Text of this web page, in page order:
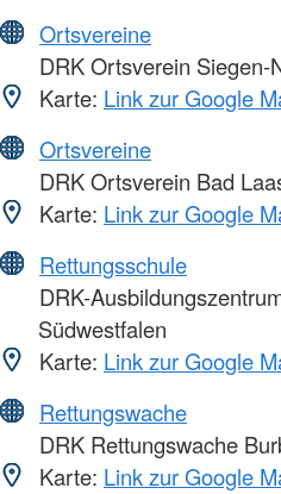
Ortsvereine
DRK Ortsverein Siegen-
Karte: Link zur Google
Ortsvereine
DRK Ortsverein Bad
Karte: Link zur Google
Rettungsschule
DRK-
Südwestfalen
Karte: Link zur Google
Rettungswache
DRK Rettungswache
Karte: Link zur Google